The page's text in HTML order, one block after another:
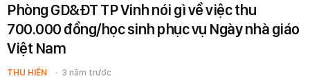
Phòng GD&ĐT TP Vinh nói gì về việc thu
700.000 đồng/học sinh phục vụ Ngày nhà giáo
Việt Nam
THU HIỀN 3 năm trước